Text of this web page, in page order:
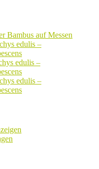
Bambus auf Messen
edulis –
edulis –
edulis –